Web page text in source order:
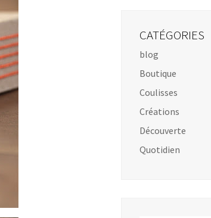
CATÉGORIES
blog
Boutique
Coulisses
Créations
Découverte
Quotidien